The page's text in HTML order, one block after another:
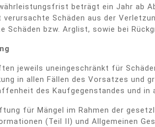
beträgt ein Jahr ab
Schäden aus der
Schäden bzw. Arglist, sowie bei
jeweils uneingeschränkt für
in allen Fällen des Vorsatzes und
des Kaufgegenstandes und in
für Mängel im Rahmen der
(Teil II) und Allgemeinen